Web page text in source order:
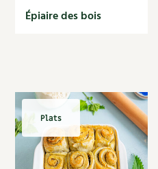
Épiaire des bois
Plats